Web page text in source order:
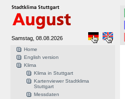
Samstag, 08.08.2026
Home
English version
Klima
Klima in Stuttgart
Kartenviewer Stadtklima
Stuttgart
Messdaten